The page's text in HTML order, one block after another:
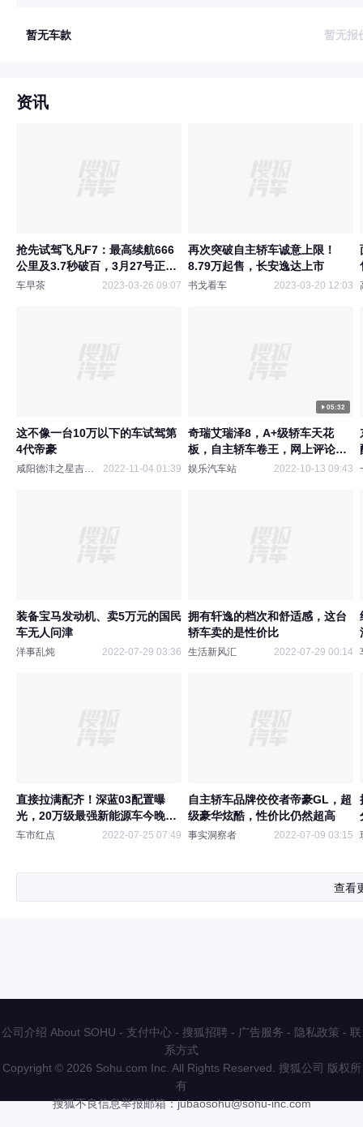
暂无车款 暂无报
资讯
抢先试驾飞凡F7：最高续航666
公里及3.7秒破百，3月27号正式
上市
车早茶 2023-03-26 09:07
再次突破自主轿车诚意上限！
8.79万起售，长安逸达上市
书戈看车 2023-03-20 12:03
这不像一台10万以下的车试驾第
4代帝豪
咸阳德沣之星吉利4S店 2022-11-04 01:39
05:32
奇瑞艾瑞泽8，A+级轿车天花
板，自主轿车卷王，网上评论两
边倒！
娱乐汽车站 2022-10-13 09:43
装备宝马发动机、卖5万元的国民
车无人问津
洋事乱炖 2022-07-29 03:36
拥有轩逸的档次和舒适感，这台
轿车卖的是性价比
生活新风汇 2022-07-29 00:14
直接拉满配齐！深蓝03配置曝
光，20万级最强新能源车今晚上
市
车市红点 2022-07-25 07:49
自主轿车品牌佼佼者帝豪GL，超
级豪华炫酷，性价比仍然超高
事实洞察者 2022-07-09 03:15
查看
公司介绍 About SOHU - 支付中心 - 搜狐招聘 - 广告服务 - 隐私政策 - 联
系方式
Copyright © 2026 Sohu.com Inc. All Rights Reserved. 搜狐公司 版权所
有
搜狐不良信息举报邮箱：jubaosohu@sohu-inc.com